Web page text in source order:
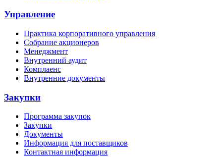
Управление
Практика корпоративного управления
Собрание акционеров
Менеджмент
Внутренний аудит
Комплаенс
Внутренние документы
Закупки
Программа закупок
Закупки
Документы
Информация для поставщиков
Контактная информация